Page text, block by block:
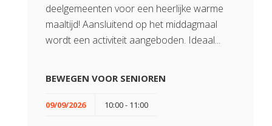
deelgemeenten voor een heerlijke warme
maaltijd! Aansluitend op het middagmaal
wordt een activiteit aangeboden. Ideaal...
BEWEGEN VOOR SENIOREN
09/09/2026 10:00 - 11:00